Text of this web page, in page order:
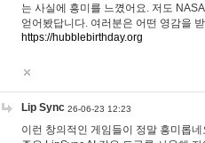
는 사실에 흥미를 느꼈어요. 저도
얻어봤답니다. 여러분은 어떤 영감을
https://hubblebirthday.org
Lip Sync 26-06-23 12:23
이런 창의적인 게임들이 정말 흥미롭